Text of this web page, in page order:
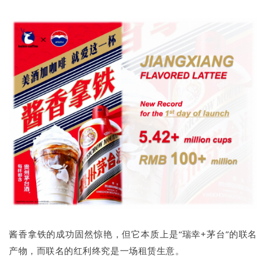
酱香拿铁的成功固然惊艳，但它本质上是“瑞幸+茅台”的联名
产物，而联名的红利终究是一场租赁生意。